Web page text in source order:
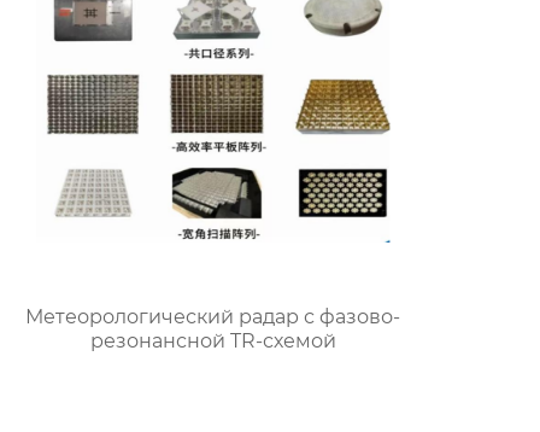
Метеорологический радар с фазово-
резонансной TR-схемой